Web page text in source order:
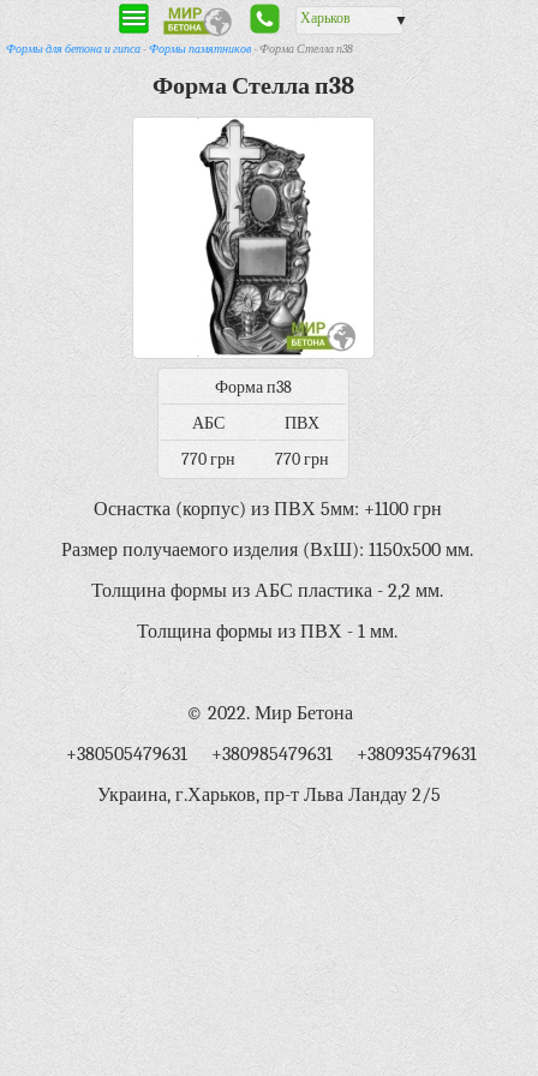
Харьков ▼
Формы для бетона и гипса-Формы памятников- Форма Стелла п38
Форма Стелла п38
Форма п38
АБС
ПВХ
770 грн
770 грн
Оснастка (корпус) из ПВХ 5мм: +1100 грн
Размер получаемого изделия (ВхШ): 1150х500 мм.
Толщина формы из АБС пластика - 2,2 мм.
Толщина формы из ПВХ - 1 мм.
© 2022. Мир Бетона
+380505479631 +380985479631 +380935479631
Украина, г.Харьков, пр-т Льва Ландау 2/5